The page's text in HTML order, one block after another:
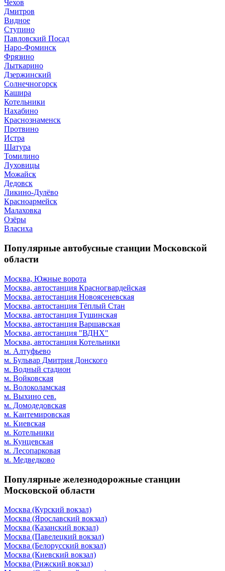
Чехов
Дмитров
Видное
Ступино
Павловский Посад
Наро-Фоминск
Фрязино
Лыткарино
Дзержинский
Солнечногорск
Кашира
Котельники
Нахабино
Краснознаменск
Протвино
Истра
Шатура
Томилино
Луховицы
Можайск
Дедовск
Ликино-Дулёво
Красноармейск
Малаховка
Озёры
Власиха
Популярные автобусные станции Московской
области
Москва, Южные ворота
Москва, автостанция Красногвардейская
Москва, автостанция Новоясеневская
Москва, автостанция Тёплый Стан
Москва, автостанция Тушинская
Москва, автостанция Варшавская
Москва, автостанция "ВДНХ"
Москва, автостанция Котельники
м. Алтуфьево
м. Бульвар Дмитрия Донского
м. Водный стадион
м. Войковская
м. Волоколамская
м. Выхино сев.
м. Домодедовская
м. Кантемировская
м. Киевская
м. Котельники
м. Кунцевская
м. Лесопарковая
м. Медведково
Популярные железнодорожные станции
Московской области
Москва (Курский вокзал)
Москва (Ярославский вокзал)
Москва (Казанский вокзал)
Москва (Павелецкий вокзал)
Москва (Белорусский вокзал)
Москва (Киевский вокзал)
Москва (Рижский вокзал)